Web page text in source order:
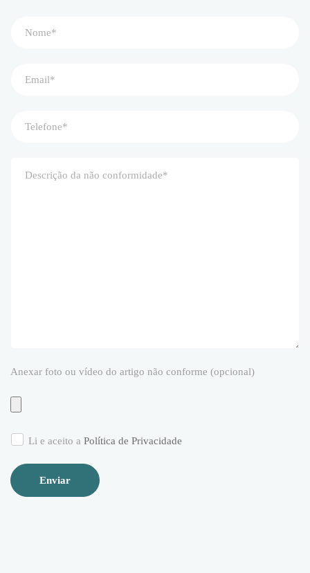
Anexar foto ou vídeo do artigo não conforme (opcional)
Li e aceito a Política de Privacidade